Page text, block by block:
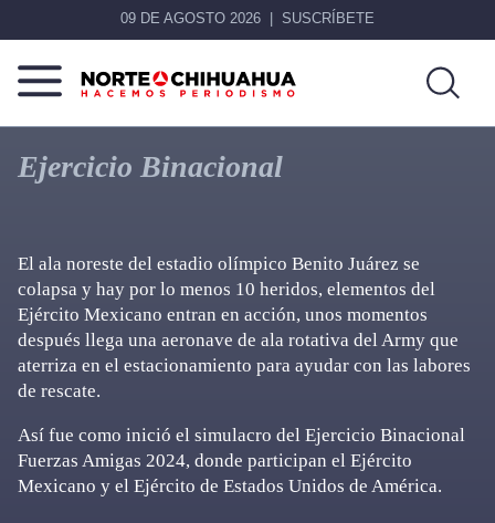
09 DE AGOSTO 2026 SUSCRÍBETE
Norte
De
Chihuahua
Más
que
noticias,
Ejercicio Binacional
El ala noreste del estadio olímpico Benito Juárez se
colapsa y hay por lo menos 10 heridos, elementos del
Ejército Mexicano entran en acción, unos momentos
después llega una aeronave de ala rotativa del Army que
aterriza en el estacionamiento para ayudar con las labores
de rescate.
Así fue como inició el simulacro del Ejercicio Binacional
Fuerzas Amigas 2024, donde participan el Ejército
Mexicano y el Ejército de Estados Unidos de América.